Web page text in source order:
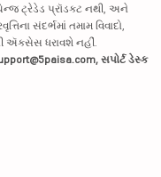
પ્રૉડક્ટ નથી, અને
સંદર્ભમાં તમામ વિવાદો,
ઍક્સેસ ધરાવશે નહીં.
સપોર્ટ ડેસ્ક